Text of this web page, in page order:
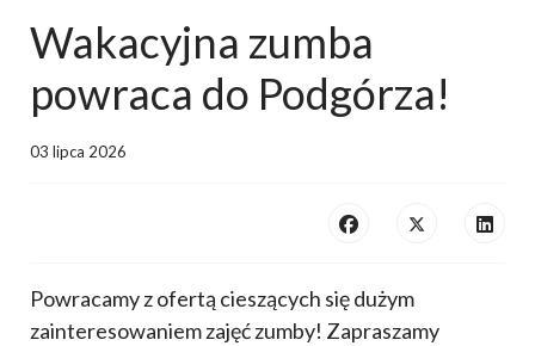
Wakacyjna zumba
powraca do Podgórza!
03 lipca 2026
Powracamy z ofertą cieszących się dużym
zainteresowaniem zajęć zumby! Zapraszamy